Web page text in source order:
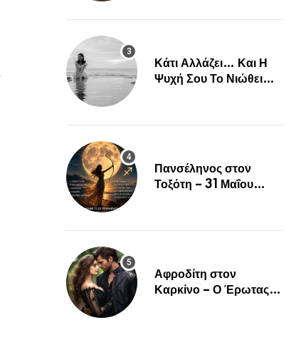
για αυτά τα Ζώδια»
Κάτι Αλλάζει… Και Η
Ψυχή Σου Το Νιώθει
Πανσέληνος στον
Τοξότη – 31 Μαΐου
Αφροδίτη στον
Καρκίνο – Ο Έρωτας